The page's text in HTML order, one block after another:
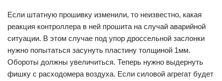
Если штатную прошивку изменили, то неизвестно, какая
реакция контроллера в ней прошита на случай аварийной
ситуации. В этом случае под упор дроссельной заслонки
нужно попытаться засунуть пластину толщиной 1мм.
Обороты должны увеличиться. Теперь нужно выдернуть
фишку с расходомера воздуха. Если силовой агрегат будет